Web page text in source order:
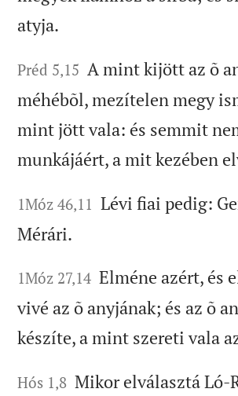
atyja.
Préd 5,15 A mint kijött az õ
méhébõl, mezítelen megy
mint jött vala: és semmit
munkájáért, a mit kezében
1Móz 46,11 Lévi fiai pedig:
Mérári.
1Móz 27,14 Elméne azért, és
vivé az õ anyjának; és az õ
készíte, a mint szereti vala
Hós 1,8 Mikor elválasztá Ló-